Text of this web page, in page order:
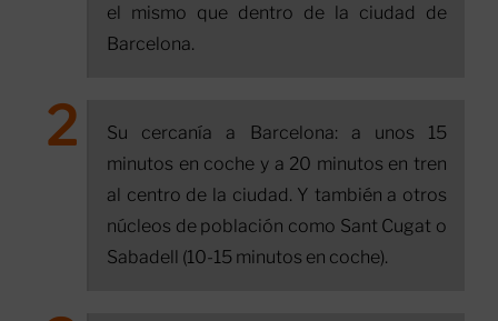
el mismo que dentro de la ciudad de
Barcelona.
Su cercanía a Barcelona: a unos 15
minutos en coche y a 20 minutos en tren
al centro de la ciudad. Y también a otros
núcleos de población como Sant Cugat o
Sabadell (10-15 minutos en coche).